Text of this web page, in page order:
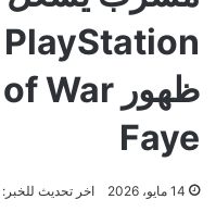
Faye
14 مايو، 2026 اخر تحديث للخبر: 14 مايو، 2026